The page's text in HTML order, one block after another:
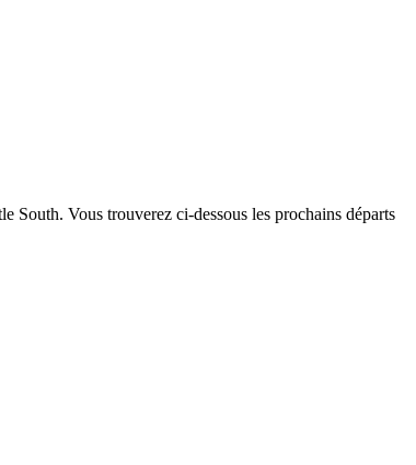
South. Vous trouverez ci-dessous les prochains départs